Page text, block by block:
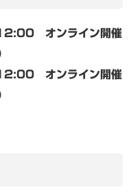
オンライン開催
オンライン開催